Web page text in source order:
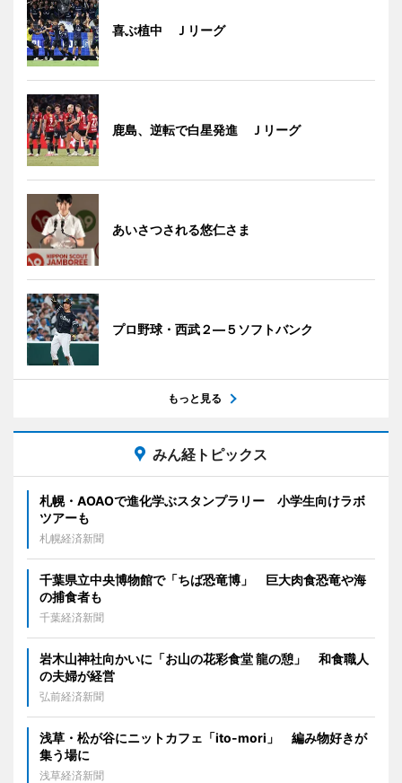
喜ぶ植中 Ｊリーグ
鹿島、逆転で白星発進 Ｊリーグ
あいさつされる悠仁さま
プロ野球・西武２―５ソフトバンク
もっと見る
みん経トピックス
札幌・AOAOで進化学ぶスタンプラリー 小学生向けラボ
ツアーも
札幌経済新聞
千葉県立中央博物館で「ちば恐竜博」 巨大肉食恐竜や海
の捕食者も
千葉経済新聞
岩木山神社向かいに「お山の花彩食堂 龍の憩」 和食職人
の夫婦が経営
弘前経済新聞
浅草・松が谷にニットカフェ「ito-mori」 編み物好きが
集う場に
浅草経済新聞